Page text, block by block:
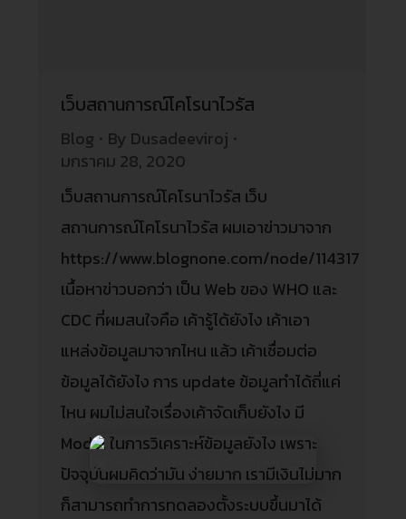
เว็บสถานการณ์โคโรนาไวรัส
Blog By Dusadeeviroj
มกราคม 28, 2020
เว็บสถานการณ์โคโรนาไวรัส เว็บ
สถานการณ์โคโรนาไวรัส ผมเอาข่าวมาจาก
https://www.blognone.com/node/114317
เนื้อหาข่าวบอกว่า เป็น Web ของ WHO และ
CDC ที่ผมสนใจคือ เค้ารู้ได้ยังไง เค้าเอา
แหล่งข้อมูลมาจากไหน แล้ว เค้าเชื่อมต่อ
ข้อมูลได้ยังไง การ update ข้อมูลทำได้ถี่แค่
ไหน ผมไม่สนใจเรื่องเค้าจัดเก็บยังไง มี
Model ในการวิเคราะห์ข้อมูลยังไง เพราะ
ปัจจุบันผมคิดว่ามัน ง่ายมาก เรามีเงินไม่มาก
ก็สามารถทำการทดลองตั้งระบบขึ้นมาได้